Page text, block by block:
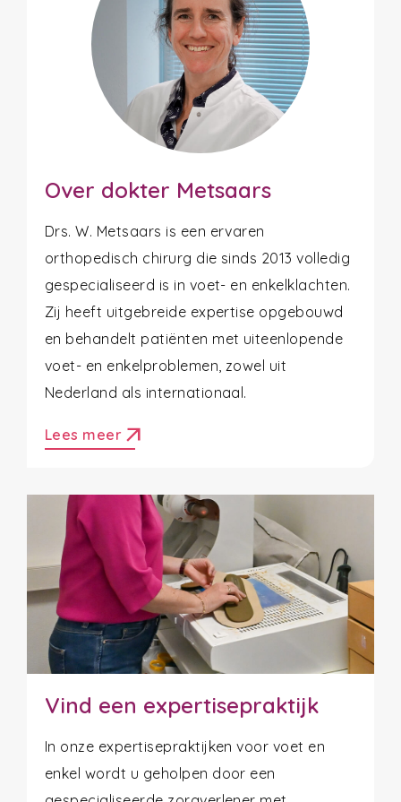
Over dokter Metsaars
Drs. W. Metsaars is een ervaren
orthopedisch chirurg die sinds 2013 volledig
gespecialiseerd is in voet- en enkelklachten.
Zij heeft uitgebreide expertise opgebouwd
en behandelt patiënten met uiteenlopende
voet- en enkelproblemen, zowel uit
Nederland als internationaal.
Lees meer arrow_outward
Vind een expertisepraktijk
In onze expertisepraktijken voor voet en
enkel wordt u geholpen door een